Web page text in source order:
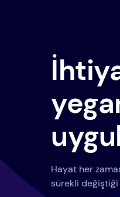
Hayat her
sürekli